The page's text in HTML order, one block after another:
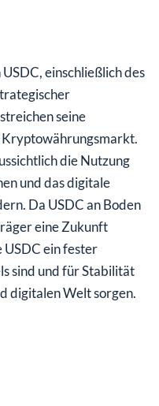
einschließlich des
seine
Kryptowährungsmarkt.
die Nutzung
und das digitale
Da USDC an Boden
eine Zukunft
ein fester
sind und für Stabilität
digitalen Welt sorgen.